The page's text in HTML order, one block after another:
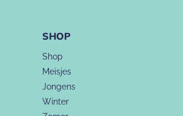
SHOP
Shop
Meisjes
Jongens
Winter